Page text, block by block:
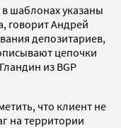
шаблонах указаны
говорит Андрей
депозитариев,
цепочки
из BGP
что клиент не
на территории